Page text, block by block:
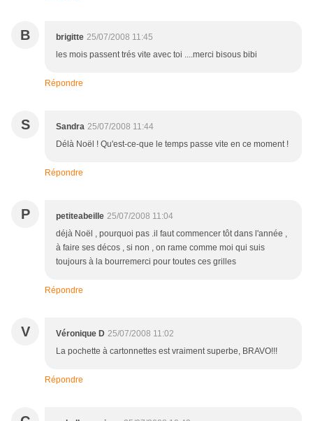
B brigitte 25/07/2008 11:45
les mois passent trés vite avec toi ....merci bisous bibi
Répondre
S Sandra 25/07/2008 11:44
Délà Noël ! Qu'est-ce-que le temps passe vite en ce moment !
Répondre
P petiteabeille 25/07/2008 11:04
déjà Noël , pourquoi pas .il faut commencer tôt dans l'année ,
à faire ses décos , si non , on rame comme moi qui suis
toujours à la bourremerci pour toutes ces grilles
Répondre
V Véronique D 25/07/2008 11:02
La pochette à cartonnettes est vraiment superbe, BRAVO!!!
Répondre